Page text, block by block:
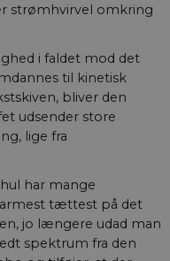
strømhvirvel omkring
i faldet mod det
til kinetisk
bliver den
udsender store
lige fra
har mange
tættest på det
jo længere udad man
spektrum fra den